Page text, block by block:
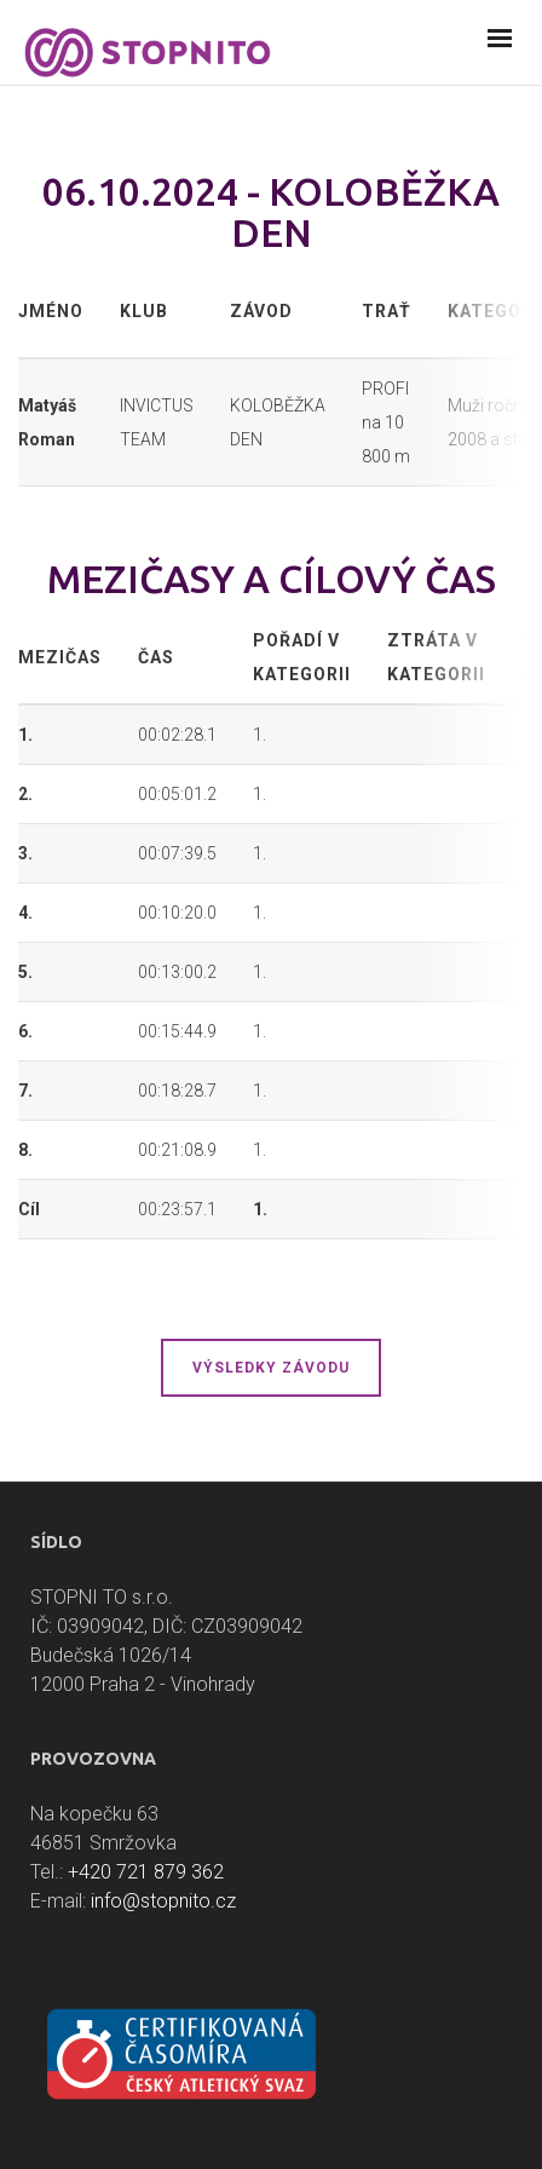
06.10.2024 - KOLOBĚŽKA
DEN
JMÉNO KLUB ZÁVOD TRAŤ
Matyáš
Roman
INVICTUS
TEAM
KOLOBĚŽKA
DEN
PROFI
na 10
800 m
Muži ročník
2008 a
MEZIČASY A CÍLOVÝ ČAS
MEZIČAS ČAS
POŘADÍ V
KATEGORII
ZTRÁTA V
KATEGORII
1. 00:02:28.1 1.
2. 00:05:01.2 1.
3. 00:07:39.5 1.
4. 00:10:20.0 1.
5. 00:13:00.2 1.
6. 00:15:44.9 1.
7. 00:18:28.7 1.
8. 00:21:08.9 1.
Cíl 00:23:57.1 1.
VÝSLEDKY ZÁVODU
SÍDLO
STOPNI TO s.r.o.
IČ: 03909042, DIČ: CZ03909042
Budečská 1026/14
12000 Praha 2 - Vinohrady
PROVOZOVNA
Na kopečku 63
46851 Smržovka
Tel.: +420 721 879 362
E-mail: info@stopnito.cz